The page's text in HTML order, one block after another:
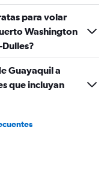
para volar
Washington
Guayaquil a
que incluyan